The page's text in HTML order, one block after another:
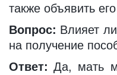
также объявить
Вопрос: Влияет
на получение
Ответ: Да, мать